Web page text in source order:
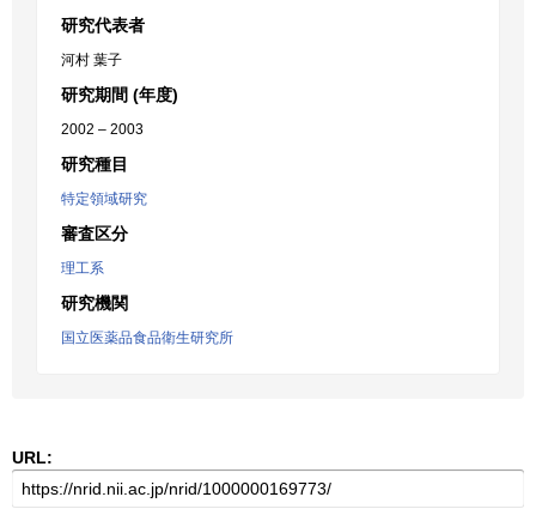
研究代表者
河村 葉子
研究期間 (年度)
2002 – 2003
研究種目
特定領域研究
審査区分
理工系
研究機関
国立医薬品食品衛生研究所
URL: